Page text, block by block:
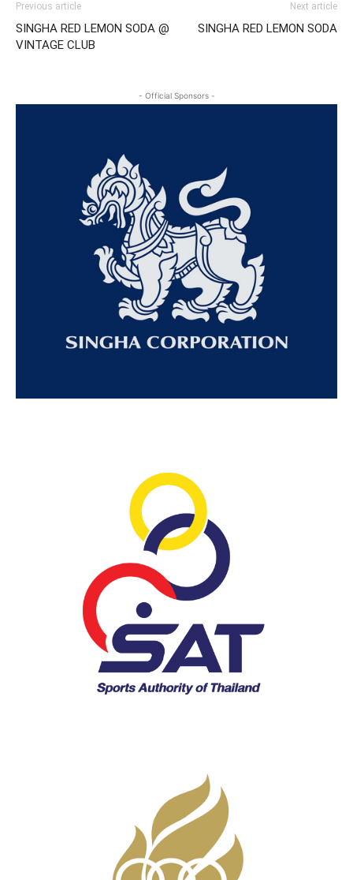
Previous article
SINGHA RED LEMON SODA @
VINTAGE CLUB
Next article
SINGHA RED LEMON SODA
- Official Sponsors -